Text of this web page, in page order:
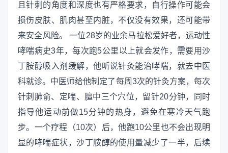
且针刺的角度和深度也有严格要求，自行操作可能会
损伤皮肤、肌肉甚至内脏，不仅没有效果，还可能带
来安全风险。 一位28岁的业余马拉松爱好者，运动性
哮喘病史3年，每次跑5公里以上就会发作，需要用沙
丁胺醇吸入剂缓解，他听说针灸能治哮喘，就去中医
科就诊。中医师给他制定了每周3次的针灸方案，每次
针刺肺俞、定喘、膻中三个穴位，留针20分钟，同时
指导他运动前做15分钟的热身，避免在寒冷天气跑
步。一个疗程（10次）后，他跑10公里也不会出现明
显的哮喘症状，沙丁胺醇的使用量减少了一半，后续